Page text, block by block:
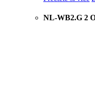
NL-WB2.G 2